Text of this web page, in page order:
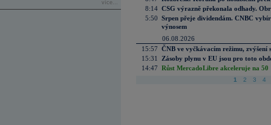
více...
8:14 CSG výrazně překonala odhady.
5:50 Srpen přeje dividendám. CNBC
výnosem
06.08.2026
15:57 ČNB ve vyčkávacím režimu, zvýšení
15:31
Zásoby plynu v EU jsou pro toto
14:47 Růst MercadoLibre akceleruje na
1 2 3 4